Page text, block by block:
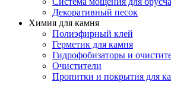
Декоративный песок
Химия для камня
Полиэфирный клей
Герметик для камня
Гидрофобизаторы и
Очистители
Пропитки и покрытия для